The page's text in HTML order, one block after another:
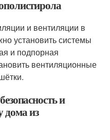
и вентиляции в
установить системы
и подпорная
вентиляционные
и
из